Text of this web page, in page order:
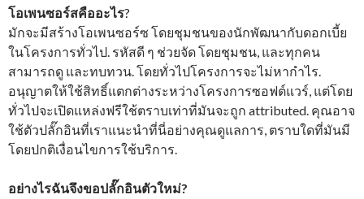
โอเพนซอร์สคืออะไร?
มักจะมีสร้างโอเพนซอร์ซ โดยชุมชนของนักพัฒนากับดอกเบี้ย
ในโครงการทั่วไป. รหัสดี ๆ ช่วยจัด โดยชุมชน, และทุกคน
สามารถดู และทบทวน. โดยทั่วไปโครงการจะไม่หากำไร.
อนุญาตให้ใช้สิทธิ์แตกต่างระหว่างโครงการซอฟต์แวร์, แต่โดย
ทั่วไปจะเปิดแหล่งฟรีใช้ตราบเท่าที่มันจะถูก attributed. คุณอาจ
ใช้ตัวปลั๊กอินที่เราแนะนำที่นี่อย่างคุณดูแลการ, ตราบใดที่มันมี
โดยปกติเงื่อนไขการใช้บริการ.
อย่างไรฉันจึงขอปลั๊กอินตัวใหม่?